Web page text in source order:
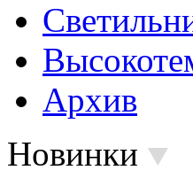
Архив
Новинки